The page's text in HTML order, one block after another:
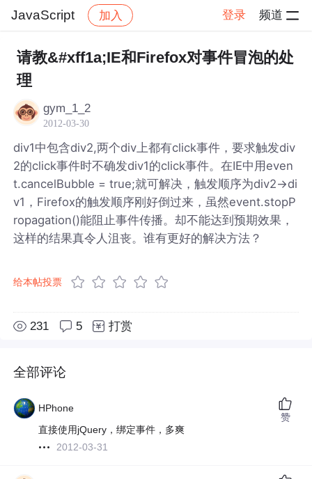
JavaScript 加入 登录 频道
社区 JavaScript 帖子详情
请教&#xff1a;IE和Firefox对事件冒泡的处
理
gym_1_2
2012-03-30
div1中包含div2,两个div上都有click事件，要求触发div
2的click事件时不确发div1的click事件。在IE中用even
t.cancelBubble = true;就可解决，触发顺序为div2->di
v1，Firefox的触发顺序刚好倒过来，虽然event.stopP
ropagation()能阻止事件传播。却不能达到预期效果，
这样的结果真令人沮丧。谁有更好的解决方法？
给本帖投票
231 5 打赏
全部评论
HPhone
直接使用jQuery，绑定事件，多爽
2012-03-31
赞